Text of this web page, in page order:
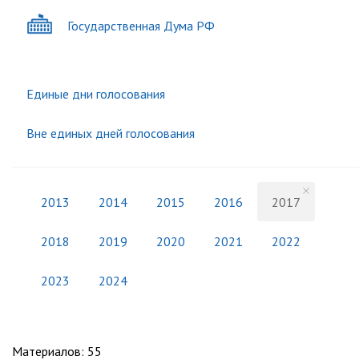
Государственная Дума РФ
Единые дни голосования
Вне единых дней голосования
2013 2014 2015 2016 2017
2018 2019 2020 2021 2022
2023 2024
Материалов: 55